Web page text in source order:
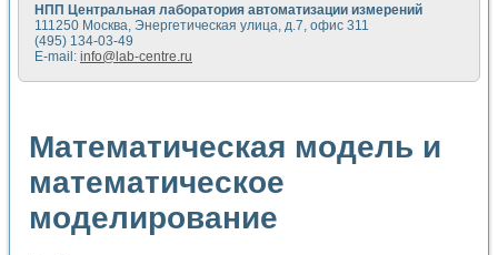
Метод прогнозирования свойств дисперсных продуктов
Недорогая система управления сверхпроводящим
Применение технологий NI в курсе экспериментальной
Расчет переноса аэрозоля и выпадения осадка в
Применение NI VISION для геометрического анализа в
Система температурной стабилизации
Управление движением с помощью программно -
Определение параметров всплывающих газовых
Система управления асинхронным тиристорным
НПП Центральная лаборатория автоматизации измерений
111250 Москва, Энергетическая улица, д.7, офис 311
(495) 134-03-49
E-mail: info@lab-centre.ru
Математическая модель и
математическое
моделирование